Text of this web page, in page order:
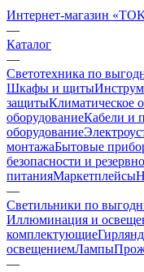
Интернет-магазин
—
Каталог
—
Светотехника по
Шкафы и щиты
защитыКлиматическое
оборудованиеКабели и
оборудование
монтажаБытовые
безопасности и
питанияМаркетплейсы
—
Светильники по
Иллюминация и
комплектующие
освещениемЛампы
—